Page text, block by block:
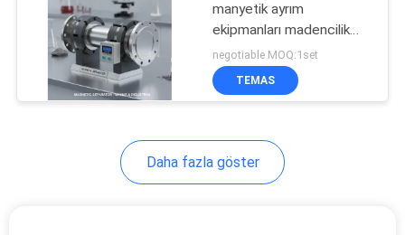
Manyetik Tambur
Ayırıcı
manyetik ayrım
ekipmanları madencilik
mühendisliği laboratuvar
uygulamaları ve
endüstriyel için
negotiable MOQ:1set
TEMAS
Daha fazla göster